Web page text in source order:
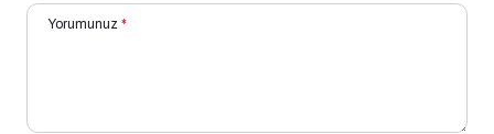
Yorumunuz *